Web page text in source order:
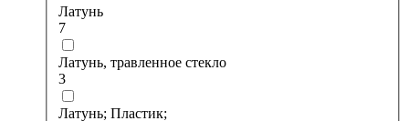
Латунь
7
Латунь, травленное стекло
3
Латунь; Пластик;